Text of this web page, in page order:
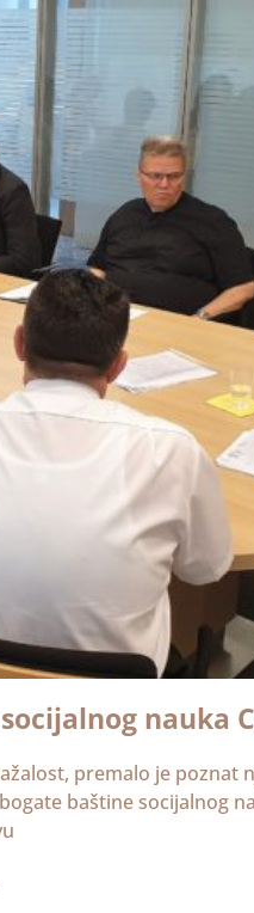
nauka
premalo je poznat
baštine socijalnog